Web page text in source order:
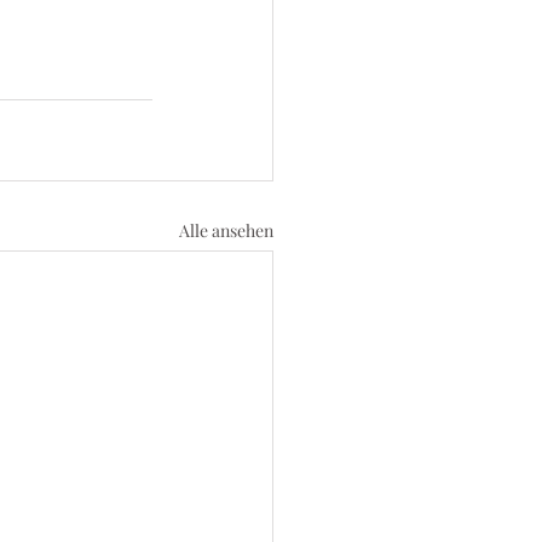
Alle ansehen